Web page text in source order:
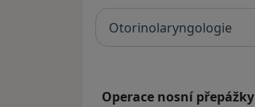
Otorinolaryngologie
Operace nosní přepážky